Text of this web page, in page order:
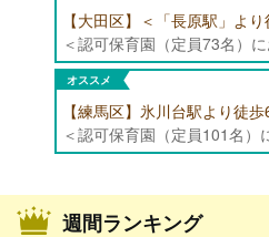
オススメ
週間ランキング